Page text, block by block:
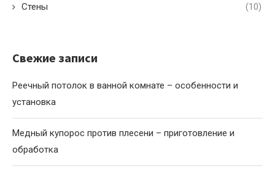
Стены (10)
Свежие записи
Реечный потолок в ванной комнате – особенности и
установка
Медный купорос против плесени – приготовление и
обработка